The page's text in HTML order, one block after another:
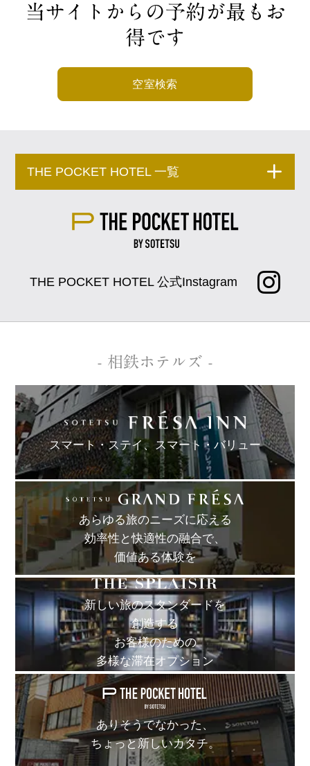
当サイトからの予約が最もお
得です
空室検索
THE POCKET HOTEL 一覧
THE POCKET HOTEL 公式Instagram
- 相鉄ホテルズ -
スマート・ステイ、 スマート・バリュー
あらゆる旅のニーズに応える
効率性と快適性の融合で、
価値ある体験を
新しい旅のスタンダードを
創造する
お客様のための
多様な滞在オプション
ありそうでなかった、
ちょっと新しいカタチ。